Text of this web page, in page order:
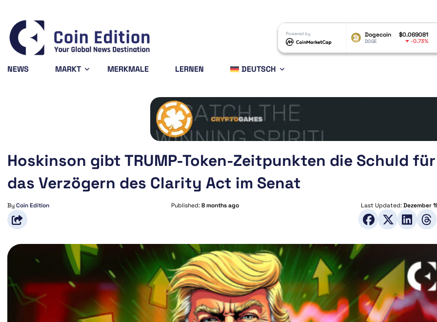
Powered by
Bitcoin $64,234.93
BTC
$0.069081
DOGE -0.73%
Ethereum
ETH
NEWS MARKT MERKMALE LERNEN DEUTSCH
Hoskinson gibt TRUMP-Token-Zeitpunkten die Schuld für
das Verzögern des Clarity Act im Senat
ByCoin Edition Published:8 months ago Last Updated:Dezember